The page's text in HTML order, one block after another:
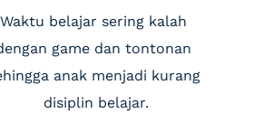
Waktu belajar sering kalah
game dan tontonan
anak menjadi kurang
disiplin belajar.